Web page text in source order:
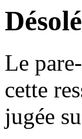
Le
cette
jugée